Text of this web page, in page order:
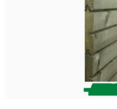
Wand
Garten